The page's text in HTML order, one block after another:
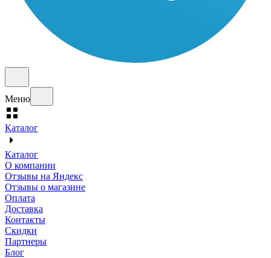
Меню
Каталог
Каталог
О компании
Отзывы на Яндекс
Отзывы о магазине
Оплата
Доставка
Контакты
Скидки
Партнеры
Блог